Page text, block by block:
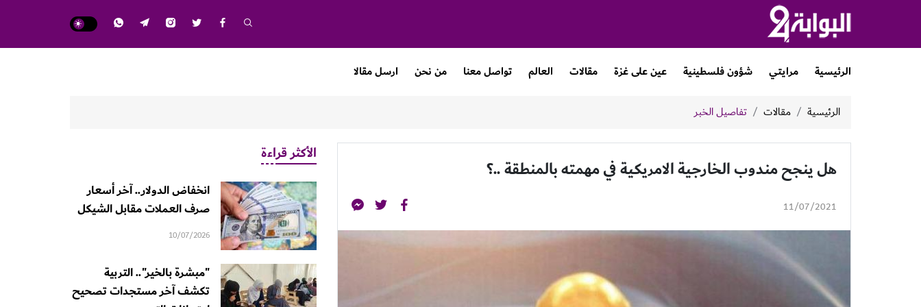
الرئيسية مرايتي شؤون فلسطينية عين على غزة مقالات العالم تواصل معنا من نحن ارسل مقالا
الرئيسية مقالات تفاصيل الخبر
هل ينجح مندوب الخارجية الامريكية في مهمته بالمنطقة ..؟
11/07/2021
الأكثر قراءة
انخفاض الدولار.. آخر أسعار
صرف العملات مقابل الشيكل
10/07/2026
"مبشرة بالخير".. التربية
تكشف آخر مستجدات تصحيح